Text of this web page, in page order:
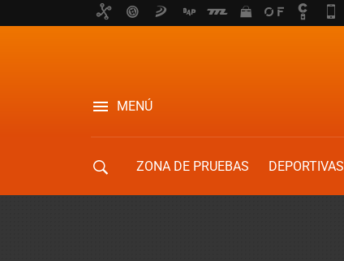
MENÚ
ZONA DE PRUEBAS DEPORTIVAS